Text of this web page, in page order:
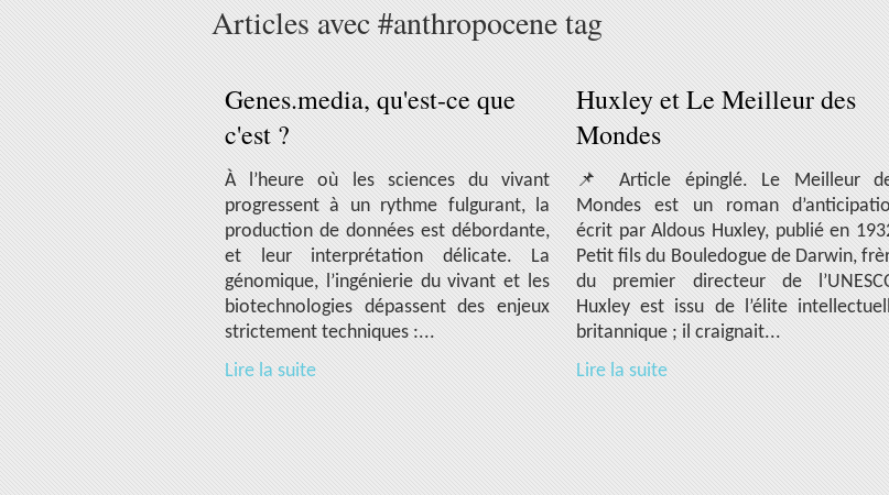
Articles avec #anthropocene tag
Genes.media, qu'est-ce que
c'est ?
À l’heure où les sciences du vivant
progressent à un rythme fulgurant, la
production de données est débordante,
et leur interprétation délicate. La
génomique, l’ingénierie du vivant et les
biotechnologies dépassent des enjeux
strictement techniques :...
Lire la suite
Huxley et Le Meilleur des
Mondes
📌 Article épinglé. Le Meilleur
Mondes est un roman
écrit par Aldous Huxley, publié en
Petit fils du Bouledogue de Darwin,
du premier directeur de
Huxley est issu de l’élite
britannique ; il craignait...
Lire la suite